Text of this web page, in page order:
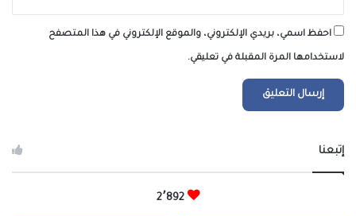
احفظ اسمي، بريدي الإلكتروني، والموقع الإلكتروني في هذا المتصفح
لاستخدامها المرة المقبلة في تعليقي.
إتبعنا
2٬892